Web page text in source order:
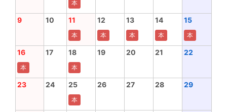
本
9 10 11
本
12
本
13
本
14
本
15
本
16
本
17 18
本
19 20 21 22
23 24 25
本
26 27 28 29